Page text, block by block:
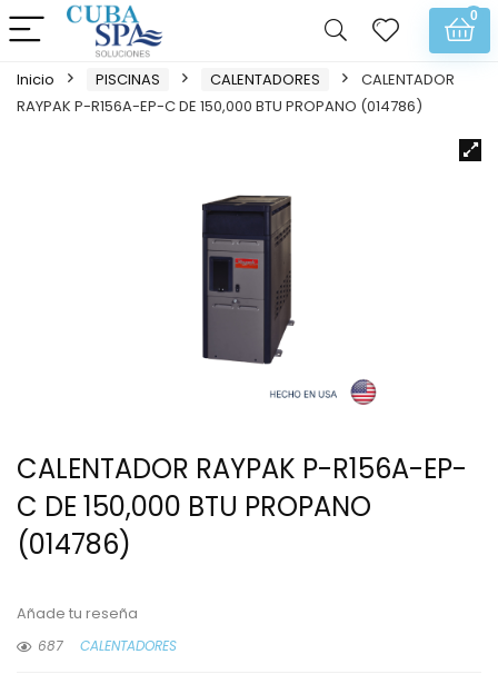
0
Inicio PISCINAS CALENTADORES
CALENTADOR
RAYPAK P-R156A-EP-C DE 150,000 BTU PROPANO (014786)
CALENTADOR RAYPAK P-R156A-EP-
C DE 150,000 BTU PROPANO
(014786)
Añade tu reseña
687
CALENTADORES